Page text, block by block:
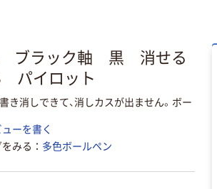
ブラック軸 黒 消せる
パイロット
き消しできて、消しカスが出ません。ボー
ューを書く
みる 多色ボールペン